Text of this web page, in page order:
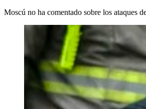
Moscú no ha comentado sobre los ataques